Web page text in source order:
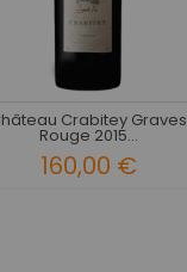
Crabitey Graves
Rouge 2015...
160,00 €